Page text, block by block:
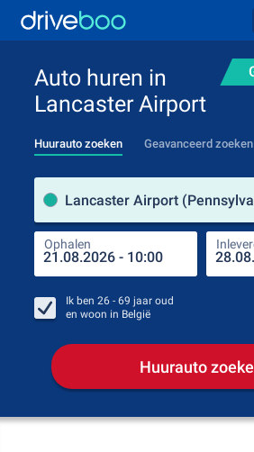
Auto huren in
Lancaster Airport
Huurauto zoeken Geavanceerd zoeken
Ophalen
Ik ben 26 - 69 jaar oud
en woon in België
Huurauto